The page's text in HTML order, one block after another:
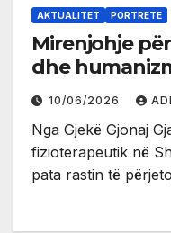
AKTUALITET PORTRETE
Mirenjohje
dhe
10/06/2026
Nga Gjekë Gjonaj
fizioterapeutik në
pata rastin të